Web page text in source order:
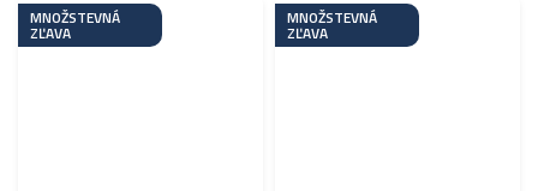
MNOŽSTEVNÁ
ZĽAVA
MNOŽSTEVNÁ
ZĽAVA